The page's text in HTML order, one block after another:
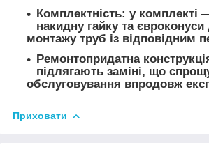
Комплектність: у комплекті
накидну гайку та
монтажу труб із відповідним
Ремонтопридатна
підлягають заміні, що
обслуговування впродовж
Приховати